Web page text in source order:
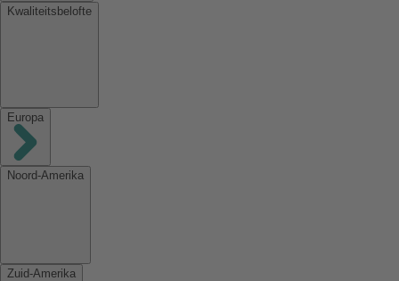
Kwaliteitsbelofte
Europa
Noord-Amerika
Zuid-Amerika